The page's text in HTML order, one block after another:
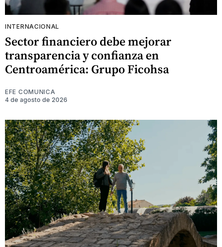
INTERNACIONAL
Sector financiero debe mejorar
transparencia y confianza en
Centroamérica: Grupo Ficohsa
EFE COMUNICA
4 de agosto de 2026